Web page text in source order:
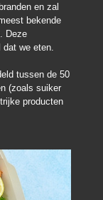
en zal
bekende
Deze
we eten.
tussen de 50
(zoals suiker
producten